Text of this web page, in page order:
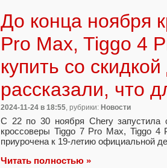
До конца ноября
Pro Max, Tiggo 4
купить со
рассказали, что
2024-11-24 в 18:55, рубрики: Новости
С 22 по 30 ноября Chery запустила
кроссоверы Tiggo 7 Pro Max, Tiggo 4
приурочена к 19-летию официальной
Читать полностью »